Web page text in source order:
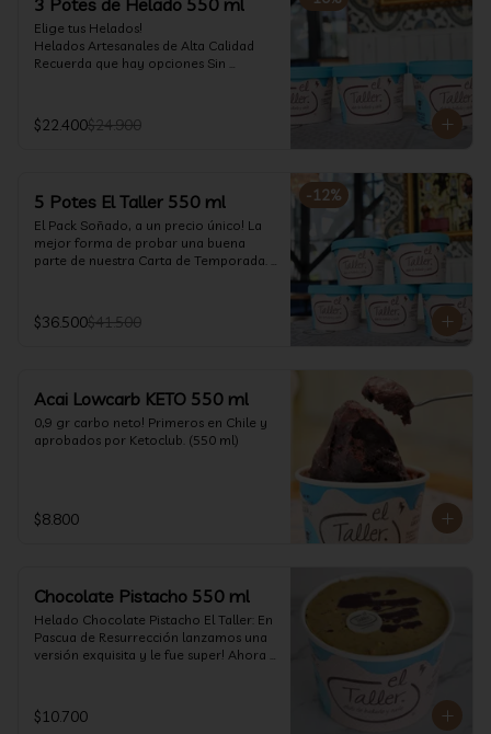
esta Edición es muy Limitada,
aproveche ya de vivir esta fantástica
experiencia!!
3 Potes de Helado 550 ml
Elige tus Helados!
Helados Artesanales de Alta Calidad
Recuerda que hay opciones Sin
Diabéticos!
Algunos helados especiales tienen un
$22.400$24.900
-12%
5 Potes El Taller 550 ml
El Pack Soñado, a un precio único! La
mejor forma de probar una buena
parte de nuestra Carta de Temporada.
$36.500$41.500
Acai Lowcarb KETO 550 ml
0,9 gr carbo neto! Primeros en Chile y
aprobados por Ketoclub. (550 ml)
$8.800
Chocolate Pistacho 550 ml
Helado Chocolate Pistacho El Taller: En
Pascua de Resurrección lanzamos una
versión exquisita y le fue super! Ahora
calidad, al centro una bomba de
chocolate blanco relleno de crema de
$10.700